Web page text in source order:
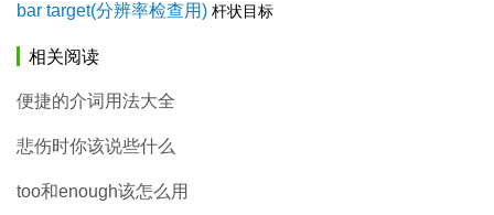
bar target(分辨率检查用) 杆状目标
相关阅读
便捷的介词用法大全
悲伤时你该说些什么
too和enough该怎么用